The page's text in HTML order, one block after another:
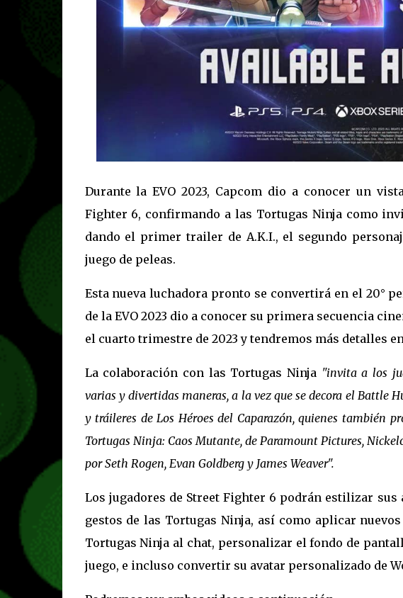
Durante la EVO 2023, Capcom dio a conocer un
Fighter 6, confirmando a las Tortugas Ninja como
dando el primer trailer de A.K.I., el segundo
juego de peleas.
Esta nueva luchadora pronto se convertirá en el 20°
de la EVO 2023 dio a conocer su primera secuencia
el cuarto trimestre de 2023 y tendremos más detalles
La colaboración con las Tortugas Ninja "invita a los
varias y divertidas maneras, a la vez que se decora el Battle
y tráileres de Los Héroes del Caparazón, quienes también
Tortugas Ninja: Caos Mutante, de Paramount Pictures,
por Seth Rogen, Evan Goldberg y James Weaver".
Los jugadores de Street Fighter 6 podrán estilizar
gestos de las Tortugas Ninja, así como aplicar
Tortugas Ninja al chat, personalizar el fondo de
juego, e incluso convertir su avatar personalizado de